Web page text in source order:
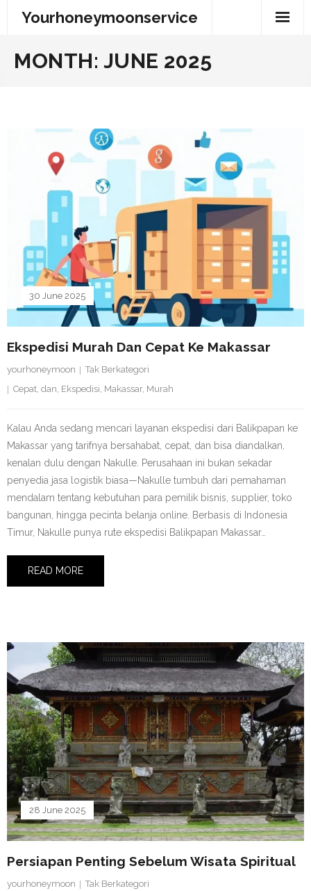
Yourhoneymoonservice
MONTH: JUNE 2025
Ekspedisi Murah Dan Cepat Ke Makassar
30 June 2025
yourhoneymoon
Tak Berkategori
Cepat, dan, Ekspedisi, Makassar, Murah
Kalau Anda sedang mencari layanan ekspedisi dari Balikpapan ke
Makassar yang tarifnya bersahabat, cepat, dan bisa diandalkan,
kenalan dulu dengan Nakulle. Perusahaan ini bukan sekadar
penyedia jasa logistik biasa—Nakulle tumbuh dari pemahaman
mendalam tentang kebutuhan para pemilik bisnis, supplier, toko
bangunan, hingga pecinta belanja online. Berbasis di Indonesia
Timur, Nakulle punya rute ekspedisi Balikpapan Makassar…
READ MORE
Persiapan Penting Sebelum Wisata Spiritual
28 June 2025
yourhoneymoon
Tak Berkategori